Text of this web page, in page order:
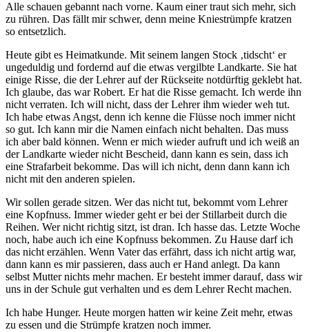
Alle schauen gebannt nach vorne. Kaum einer traut sich mehr, sich
zu rühren. Das fällt mir schwer, denn meine Kniestrümpfe kratzen
so entsetzlich.
Heute gibt es Heimatkunde. Mit seinem langen Stock ‚tidscht‘ er
ungeduldig und fordernd auf die etwas vergilbte Landkarte. Sie hat
einige Risse, die der Lehrer auf der Rückseite notdürftig geklebt hat.
Ich glaube, das war Robert. Er hat die Risse gemacht. Ich werde ihn
nicht verraten. Ich will nicht, dass der Lehrer ihm wieder weh tut.
Ich habe etwas Angst, denn ich kenne die Flüsse noch immer nicht
so gut. Ich kann mir die Namen einfach nicht behalten. Das muss
ich aber bald können. Wenn er mich wieder aufruft und ich weiß an
der Landkarte wieder nicht Bescheid, dann kann es sein, dass ich
eine Strafarbeit bekomme. Das will ich nicht, denn dann kann ich
nicht mit den anderen spielen.
Wir sollen gerade sitzen. Wer das nicht tut, bekommt vom Lehrer
eine Kopfnuss. Immer wieder geht er bei der Stillarbeit durch die
Reihen. Wer nicht richtig sitzt, ist dran. Ich hasse das. Letzte Woche
noch, habe auch ich eine Kopfnuss bekommen. Zu Hause darf ich
das nicht erzählen. Wenn Vater das erfährt, dass ich nicht artig war,
dann kann es mir passieren, dass auch er Hand anlegt. Da kann
selbst Mutter nichts mehr machen. Er besteht immer darauf, dass wir
uns in der Schule gut verhalten und es dem Lehrer Recht machen.
Ich habe Hunger. Heute morgen hatten wir keine Zeit mehr, etwas
zu essen und die Strümpfe kratzen noch immer.